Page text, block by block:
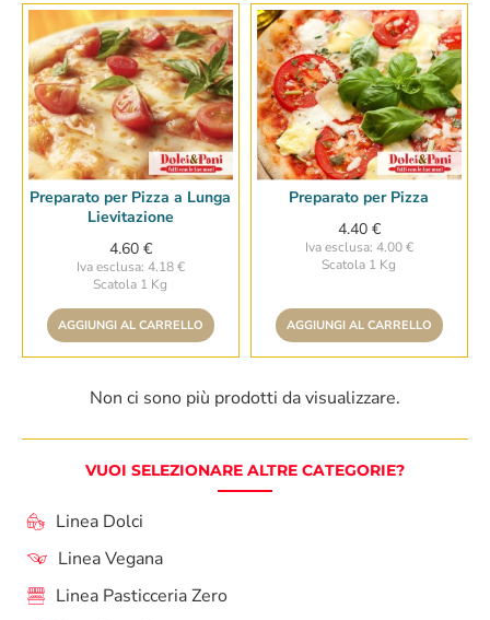
Preparato per Pizza a Lunga
Lievitazione
4.60 €
Iva esclusa: 4.18 €
Scatola 1 Kg
AGGIUNGI AL CARRELLO
Preparato per Pizza
4.40 €
Iva esclusa: 4.00 €
Scatola 1 Kg
AGGIUNGI AL CARRELLO
Non ci sono più prodotti da visualizzare.
VUOI SELEZIONARE ALTRE CATEGORIE?
Linea Dolci
Linea Vegana
Linea Pasticceria Zero